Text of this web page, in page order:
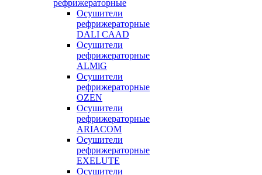
рефрижераторные
Осушители
рефрижераторные
DALI CAAD
Осушители
рефрижераторные
ALMiG
Осушители
рефрижераторные
OZEN
Осушители
рефрижераторные
ARIACOM
Осушители
рефрижераторные
EXELUTE
Осушители